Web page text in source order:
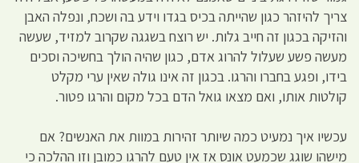
צריך להיזהר כגון שהייתה בכיס בגדו וידע בה ושכח, ונפלה האבן
והזיקה בכגון זה חייב גלות. יש רוצח בשגגה שקרוב למזיד, שעשה
מעשה פשע שעלול להרוג אדם, כגון שהיה הולך בחשיכה וסכים
בידו, ופגע בחברו והרגו. בכגון זה אינו גולה שאין ערי מקלט
קולטות אותו, ואם מצאו גואל הדם בכל מקום והרגו פטור.
עכשיו איך נמעיט כמה שיותר זהירות במוות את האנשים? אם
מישהו שוגג שכמעט אונס אז אין טעם להרגו כמובן וזו ההלכה כי